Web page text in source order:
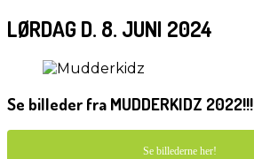
LØRDAG D. 8. JUNI 2024
Se billeder fra MUDDERKIDZ 2022!!!
Se billederne her!